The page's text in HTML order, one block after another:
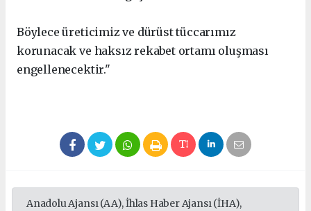
Böylece üreticimiz ve dürüst tüccarımız
korunacak ve haksız rekabet ortamı oluşması
engellenecektir."
Anadolu Ajansı (AA), İhlas Haber Ajansı (İHA),